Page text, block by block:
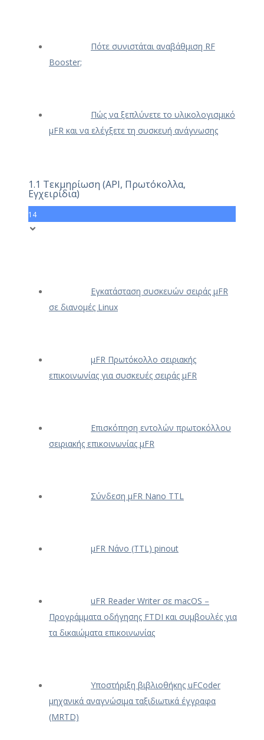
Πότε συνιστάται αναβάθμιση RF
Booster;
Πώς να ξεπλύνετε το υλικολογισμικό
μFR και να ελέγξετε τη συσκευή ανάγνωσης
1.1 Τεκμηρίωση (API, Πρωτόκολλα,
Εγχειρίδια)
14
Εγκατάσταση συσκευών σειράς μFR
σε διανομές Linux
μFR Πρωτόκολλο σειριακής
επικοινωνίας για συσκευές σειράς μFR
Επισκόπηση εντολών πρωτοκόλλου
σειριακής επικοινωνίας μFR
Σύνδεση μFR Nano TTL
μFR Νάνο (TTL) pinout
uFR Reader Writer σε macOS –
Προγράμματα οδήγησης FTDI και συμβουλές για
τα δικαιώματα επικοινωνίας
Υποστήριξη βιβλιοθήκης uFCoder
μηχανικά αναγνώσιμα ταξιδιωτικά έγγραφα
(MRTD)